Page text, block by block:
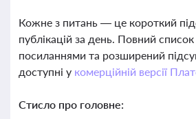
Кожне з питань — це короткий
публікацій за день. Повний
посиланнями та розширений
доступні у комерційній версії
Стисло про головне: